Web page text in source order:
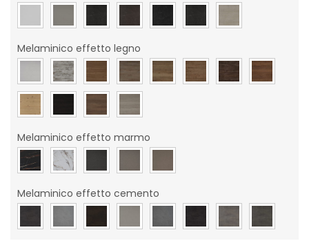
Melaminico effetto legno
Melaminico effetto marmo
Melaminico effetto cemento